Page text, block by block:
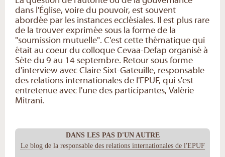
dans l'Église, voire du pouvoir, est souvent
abordée par les instances ecclésiales. Il est plus rare
de la trouver exprimée sous la forme de la
"soumission mutuelle". C'est cette thématique qui
était au coeur du colloque Cevaa-Defap organisé à
Sète du 9 au 14 septembre. Retour sous forme
d'interview avec Claire Sixt-Gateuille, responsable
des relations internationales de l'EPUF, qui s'est
entretenue avec l'une des participantes, Valérie
Mitrani.
DANS LES PAS D'UN AUTRE
Le blog de la responsable des relations internationales de l'EPUF